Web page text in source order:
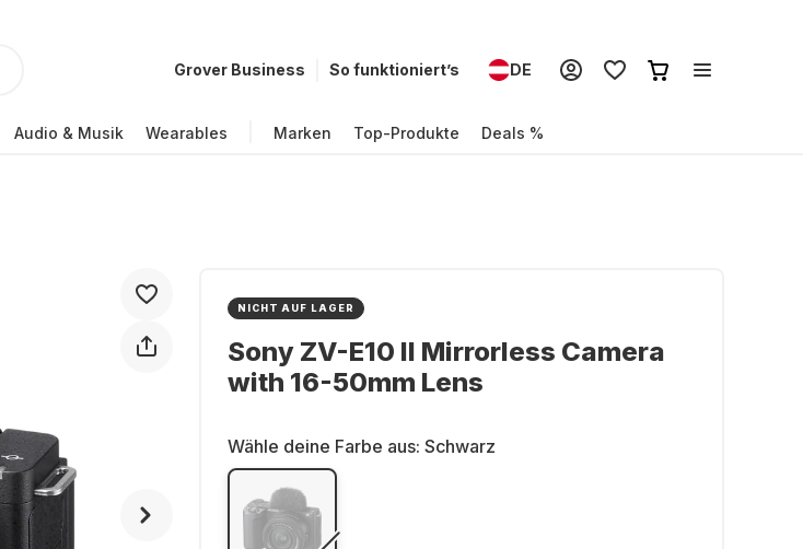
Grover Business So funktioniert’s DE
Audio & Musik Wearables Marken Top-Produkte Deals %
NICHT AUF LAGER
Sony ZV-E10 II Mirrorless Camera
with 16-50mm Lens
Wähle deine Farbe aus: Schwarz